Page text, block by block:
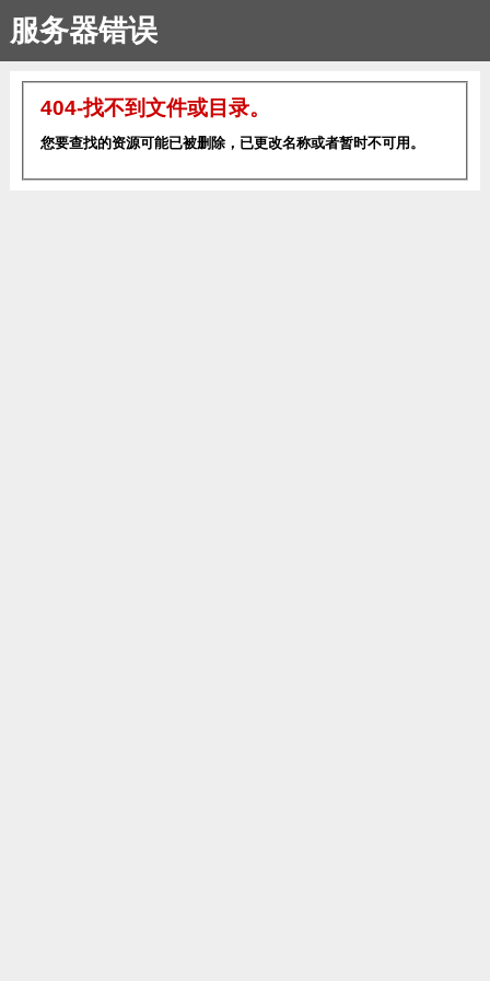
服务器错误
404-找不到文件或目录。
您要查找的资源可能已被删除，已更改名称或者暂时不可用。